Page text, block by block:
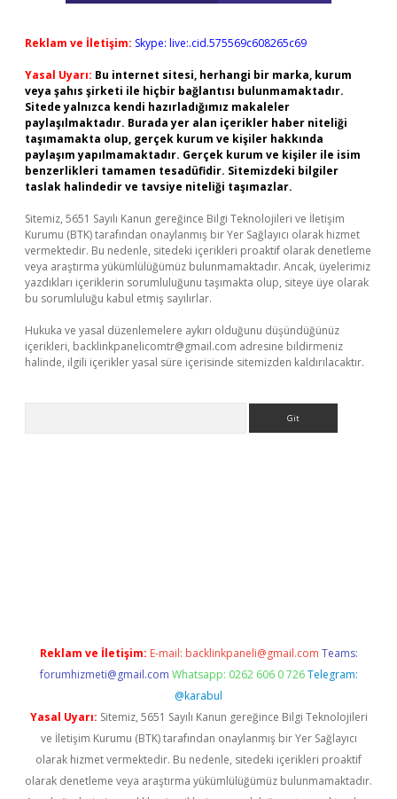
Reklam ve İletişim: Skype: live:.cid.575569c608265c69
Yasal Uyarı: Bu internet sitesi, herhangi bir marka, kurum
veya şahıs şirketi ile hiçbir bağlantısı bulunmamaktadır.
Sitede yalnızca kendi hazırladığımız makaleler
paylaşılmaktadır. Burada yer alan içerikler haber niteliği
taşımamakta olup, gerçek kurum ve kişiler hakkında
paylaşım yapılmamaktadır. Gerçek kurum ve kişiler ile isim
benzerlikleri tamamen tesadüfidir. Sitemizdeki bilgiler
taslak halindedir ve tavsiye niteliği taşımazlar.
Sitemiz, 5651 Sayılı Kanun gereğince Bilgi Teknolojileri ve İletişim
Kurumu (BTK) tarafından onaylanmış bir Yer Sağlayıcı olarak hizmet
vermektedir. Bu nedenle, sitedeki içerikleri proaktif olarak denetleme
veya araştırma yükümlülüğümüz bulunmamaktadır. Ancak, üyelerimiz
yazdıkları içeriklerin sorumluluğunu taşımakta olup, siteye üye olarak
bu sorumluluğu kabul etmiş sayılırlar.
Hukuka ve yasal düzenlemelere aykırı olduğunu düşündüğünüz
içerikleri, backlinkpanelicomtr@gmail.com adresine bildirmeniz
halinde, ilgili içerikler yasal süre içerisinde sitemizden kaldırılacaktır.
Reklam ve İletişim: E-mail: backlinkpaneli@gmail.com Teams:
forumhizmeti@gmail.com Whatsapp: 0262 606 0 726 Telegram:
@karabul
Yasal Uyarı: Sitemiz, 5651 Sayılı Kanun gereğince Bilgi Teknolojileri
ve İletişim Kurumu (BTK) tarafından onaylanmış bir Yer Sağlayıcı
olarak hizmet vermektedir. Bu nedenle, sitedeki içerikleri proaktif
olarak denetleme veya araştırma yükümlülüğümüz bulunmamaktadır.